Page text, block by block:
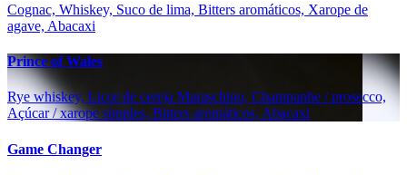
Cognac, Whiskey, Suco de lima, Bitters aromáticos, Xarope de
agave, Abacaxi
Prince of Wales
Rye whiskey, Licor de cereja Maraschino, Champanhe / prosecco,
Açúcar / xarope simples, Bitters aromáticos, Abacaxi
Game Changer